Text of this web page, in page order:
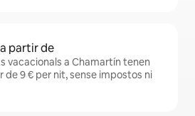
partir de
vacacionals a Chamartín tenen
de 9 € per nit, sense impostos ni